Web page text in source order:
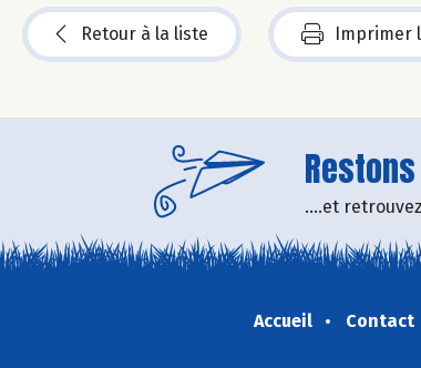
Retour à la liste Imprimer
....et
Accueil Contact